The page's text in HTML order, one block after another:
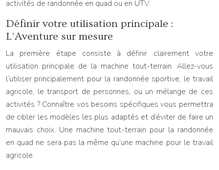
activités de randonnée en quad ou en UTV.
Définir votre utilisation principale :
L’Aventure sur mesure
La première étape consiste à définir clairement votre
utilisation principale de la machine tout-terrain. Allez-vous
l’utiliser principalement pour la randonnée sportive, le travail
agricole, le transport de personnes, ou un mélange de ces
activités ? Connaître vos besoins spécifiques vous permettra
de cibler les modèles les plus adaptés et d’éviter de faire un
mauvais choix. Une machine tout-terrain pour la randonnée
en quad ne sera pas la même qu’une machine pour le travail
agricole.